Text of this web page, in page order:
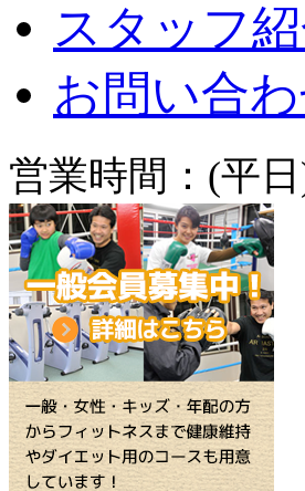
スタッフ
お問い合
営業時間：(平